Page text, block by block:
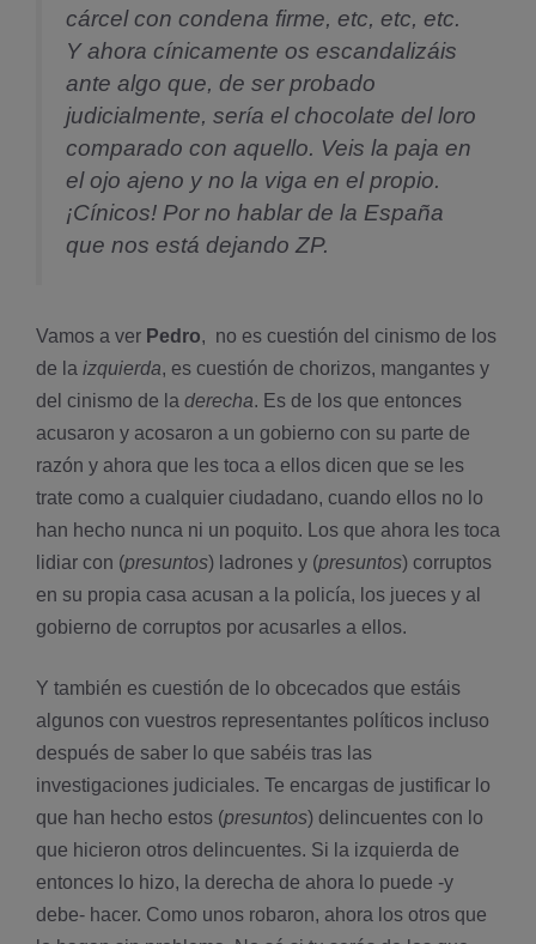
cárcel con condena firme, etc, etc, etc.
Y ahora cí­nicamente os escandalizáis
ante algo que, de ser probado
judicialmente, serí­a el chocolate del loro
comparado con aquello. Veis la paja en
el ojo ajeno y no la viga en el propio.
¡Cí­nicos! Por no hablar de la España
que nos está dejando ZP.
Vamos a ver Pedro, no es cuestión del cinismo de los
de la izquierda, es cuestión de chorizos, mangantes y
del cinismo de la derecha. Es de los que entonces
acusaron y acosaron a un gobierno con su parte de
razón y ahora que les toca a ellos dicen que se les
trate como a cualquier ciudadano, cuando ellos no lo
han hecho nunca ni un poquito. Los que ahora les toca
lidiar con (presuntos) ladrones y (presuntos) corruptos
en su propia casa acusan a la policí­a, los jueces y al
gobierno de corruptos por acusarles a ellos.
Y también es cuestión de lo obcecados que estáis
algunos con vuestros representantes polí­ticos incluso
después de saber lo que sabéis tras las
investigaciones judiciales. Te encargas de justificar lo
que han hecho estos (presuntos) delincuentes con lo
que hicieron otros delincuentes. Si la izquierda de
entonces lo hizo, la derecha de ahora lo puede -y
debe- hacer. Como unos robaron, ahora los otros que